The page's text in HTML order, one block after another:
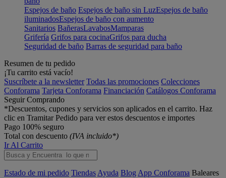
Espejos de baño Espejos de baño sin LuzEspejos de baño
iluminadosEspejos de baño con aumento
Sanitarios BañerasLavabosMamparas
Grifería Grifos para cocinaGrifos para ducha
Seguridad de baño Barras de seguridad para baño
Resumen de tu pedido
¡Tu carrito está vacío!
Suscríbete a la newsletter Todas las promociones Colecciones
Conforama Tarjeta Conforama Financiación Catálogos Conforama
Seguir Comprando
*Descuentos, cupones y servicios son aplicados en el carrito. Haz
clic en Tramitar Pedido para ver estos descuentos e importes
Pago 100% seguro
Total con descuento (IVA incluido*)
Ir Al Carrito
Estado de mi pedido Tiendas Ayuda Blog App Conforama Baleares